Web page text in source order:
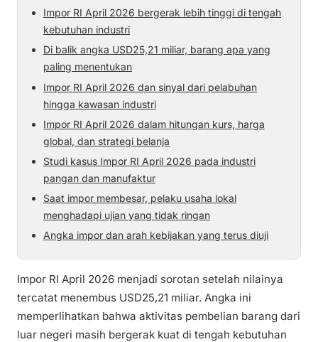
Impor RI April 2026 bergerak lebih tinggi di tengah
kebutuhan industri
Di balik angka USD25,21 miliar, barang apa yang
paling menentukan
Impor RI April 2026 dan sinyal dari pelabuhan
hingga kawasan industri
Impor RI April 2026 dalam hitungan kurs, harga
global, dan strategi belanja
Studi kasus Impor RI April 2026 pada industri
pangan dan manufaktur
Saat impor membesar, pelaku usaha lokal
menghadapi ujian yang tidak ringan
Angka impor dan arah kebijakan yang terus diuji
Impor RI April 2026 menjadi sorotan setelah nilainya
tercatat menembus USD25,21 miliar. Angka ini
memperlihatkan bahwa aktivitas pembelian barang dari
luar negeri masih bergerak kuat di tengah kebutuhan